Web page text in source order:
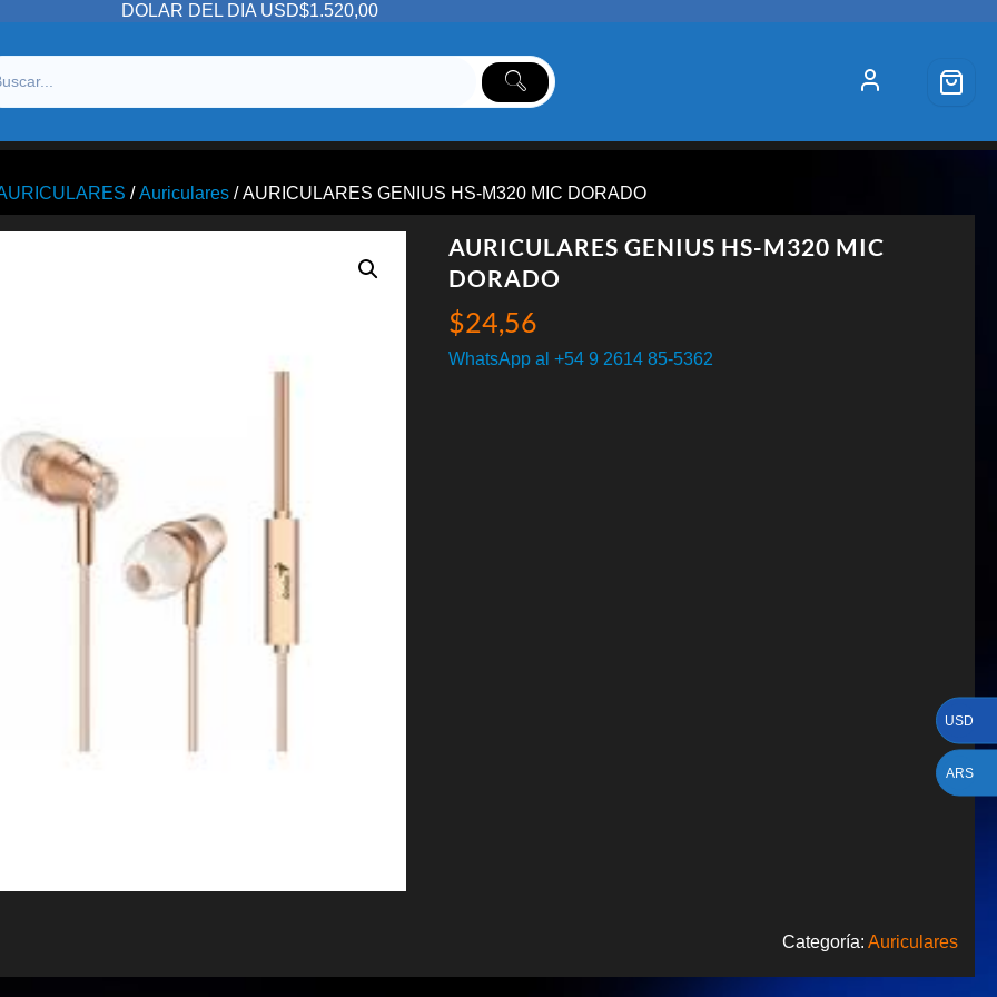
DOLAR DEL DIA USD$1.520,00
/Auriculares / AURICULARES GENIUS HS-M320 MIC DORADO
AURICULARES GENIUS HS-M320 MIC
DORADO
$24,56
WhatsApp al +54 9 2614 85-5362
Categoría: Auriculares
USD
ARS